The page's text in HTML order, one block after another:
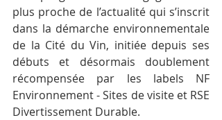
plus proche de l’actualité qui s’inscrit
dans la démarche environnementale
de la Cité du Vin, initiée depuis ses
débuts et désormais doublement
récompensée par les labels NF
Environnement - Sites de visite et RSE
Divertissement Durable.